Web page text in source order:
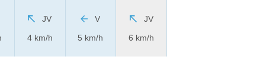
JV
4 km/h
V
5 km/h
JV
6 km/h